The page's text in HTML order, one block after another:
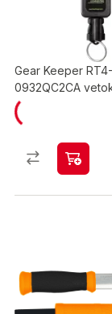
Gear Keeper RT4-
0932QC2CA